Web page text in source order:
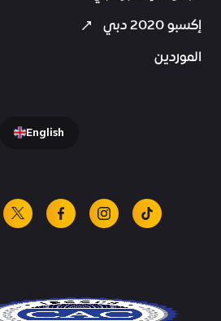
إكسبو 2020 دبي
الموردين
English
tiktok
instagram
facebook
x